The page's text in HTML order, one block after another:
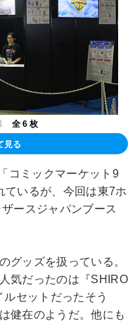
全 6 枚
見る
コミックマーケット9
ているが、今回は東7ホ
ースジャパンブース
グッズを扱っている。
気だったのは『SHIRO
セットだったそう
健在のようだ。他にも